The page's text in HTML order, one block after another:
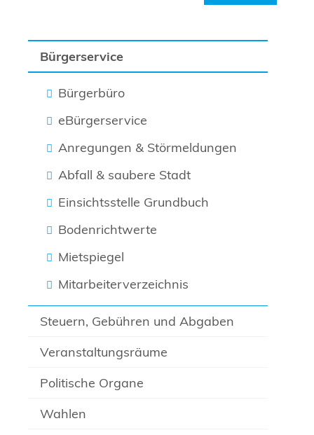
Bürgerservice
Bürgerbüro
eBürgerservice
Anregungen & Störmeldungen
Abfall & saubere Stadt
Einsichtsstelle Grundbuch
Bodenrichtwerte
Mietspiegel
Mitarbeiterverzeichnis
Steuern, Gebühren und Abgaben
Veranstaltungsräume
Politische Organe
Wahlen